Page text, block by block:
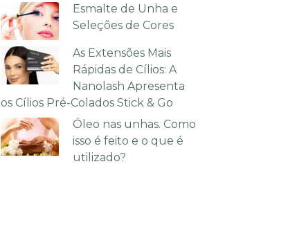
Esmalte de Unha e
Seleções de Cores
As Extensões Mais
Rápidas de Cílios: A
Nanolash Apresenta
os Cílios Pré-Colados Stick & Go
Óleo nas unhas. Como
isso é feito e o que é
utilizado?